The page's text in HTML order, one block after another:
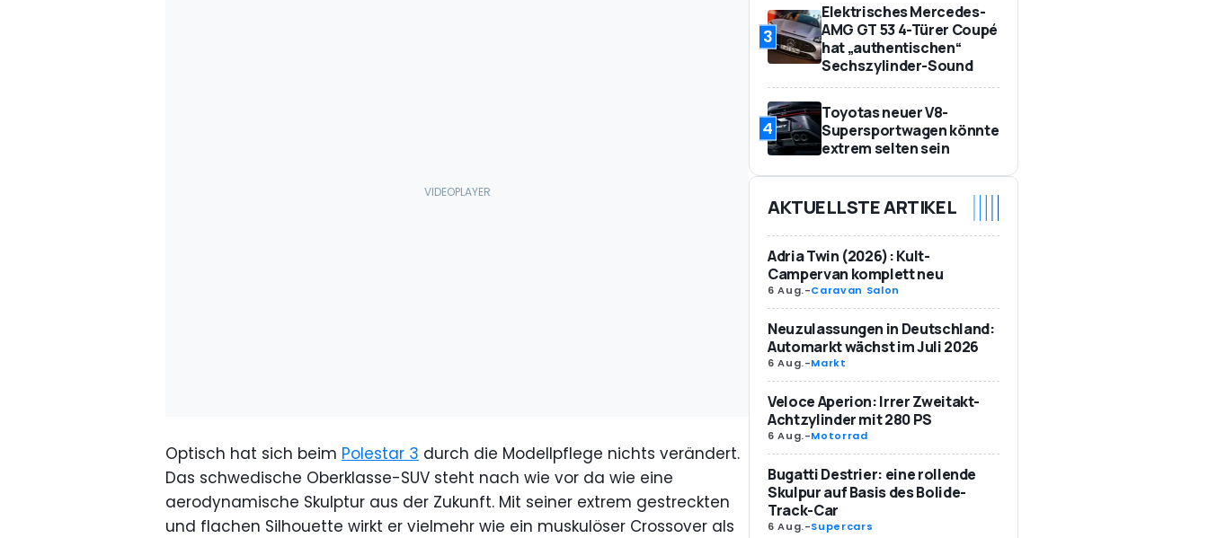
Optisch hat sich beim Polestar 3 durch die Modellpflege nichts verändert.
Das schwedische Oberklasse-SUV steht nach wie vor da wie eine
aerodynamische Skulptur aus der Zukunft. Mit seiner extrem gestreckten
und flachen Silhouette wirkt er vielmehr wie ein muskulöser Crossover als
3
Elektrisches Mercedes-
AMG GT 53 4-Türer Coupé
hat „authentischen“
Sechszylinder-Sound
4
Toyotas neuer V8-
Supersportwagen könnte
extrem selten sein
AKTUELLSTE ARTIKEL
Adria Twin (2026): Kult-
Campervan komplett neu
6 Aug.-Caravan Salon
Neuzulassungen in Deutschland:
Automarkt wächst im Juli 2026
6 Aug.-Markt
Veloce Aperion: Irrer Zweitakt-
Achtzylinder mit 280 PS
6 Aug.-Motorrad
Bugatti Destrier: eine rollende
Skulpur auf Basis des Bolide-
Track-Car
6 Aug.-Supercars